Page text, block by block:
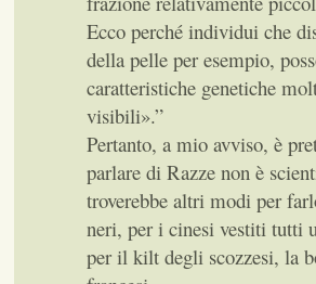
Ecco perché individui che
della pelle per esempio,
caratteristiche genetiche
visibili».”
Pertanto, a mio avviso, è
parlare di Razze non è
troverebbe altri modi per
neri, per i cinesi vestiti
per il kilt degli scozzesi, la